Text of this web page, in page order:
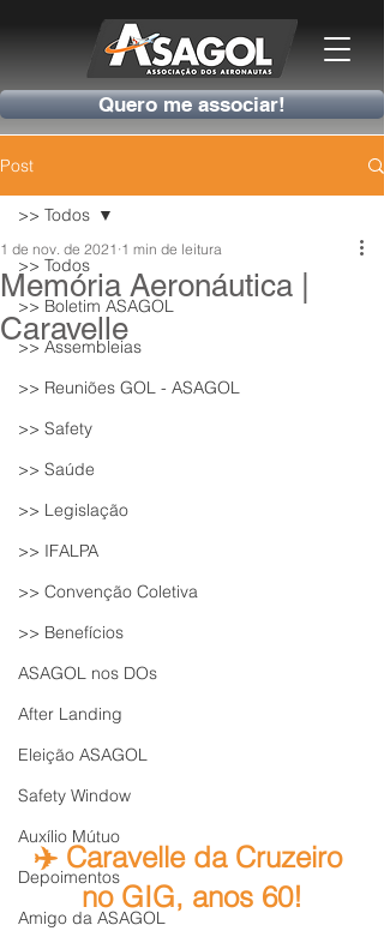
Quero me associar!
Post
>> Todos
>> Boletim ASAGOL
>> Assembleias
>> Reuniões GOL - ASAGOL
>> Safety
>> Saúde
>> Legislação
>> IFALPA
>> Convenção Coletiva
>> Benefícios
ASAGOL nos DOs
After Landing
Eleição ASAGOL
Safety Window
Auxílio Mútuo
Depoimentos
Amigo da ASAGOL
>> Todos
Memória Aeronáutica |
Caravelle
1 de nov. de 2021 1 min de leitura
✈️ Caravelle da Cruzeiro
no GIG, anos 60!